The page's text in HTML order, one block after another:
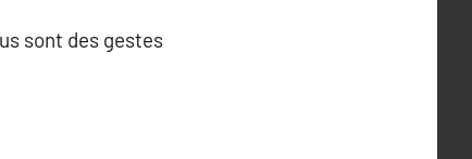
sont des gestes